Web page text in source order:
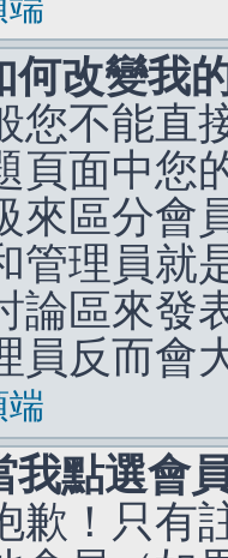
何改變我
您不能直
頁面中您
來區分會
管理員就
論區來發
員反而會
端
我點選會
歉！只有